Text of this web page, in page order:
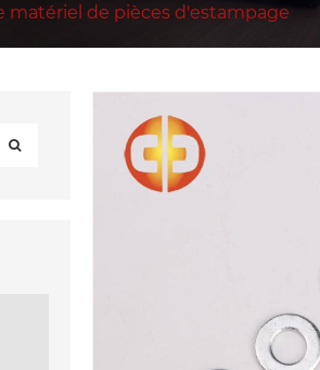
matériel de pièces d'estampage